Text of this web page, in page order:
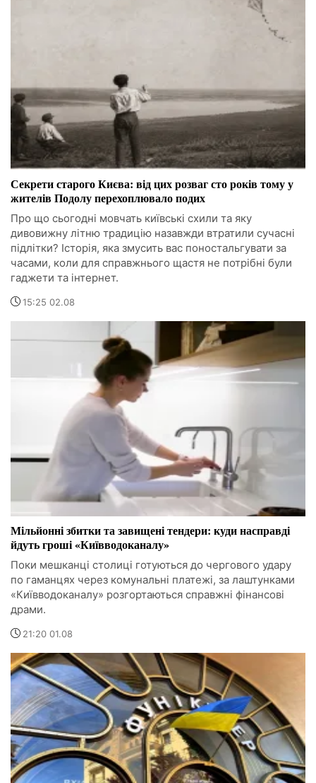
Секрети старого Києва: від цих розваг сто років тому у
жителів Подолу перехоплювало подих
Про що сьогодні мовчать київські схили та яку
дивовижну літню традицію назавжди втратили сучасні
підлітки? Історія, яка змусить вас поностальгувати за
часами, коли для справжнього щастя не потрібні були
гаджети та інтернет.
15:25 02.08
Мільйонні збитки та завищені тендери: куди насправді
йдуть гроші «Київводоканалу»
Поки мешканці столиці готуються до чергового удару
по гаманцях через комунальні платежі, за лаштунками
«Київводоканалу» розгортаються справжні фінансові
драми.
21:20 01.08